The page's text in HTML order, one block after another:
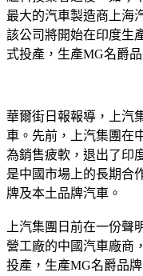
最大的汽車製造商上海
該公司將開始在印度生
式投產，生產MG名爵品
華爾街日報報導，上汽
車。先前，上汽集團在
為銷售疲軟，退出了印
是中國市場上的長期合
牌及本土品牌汽車。
上汽集團日前在一份聲
營工廠的中國汽車廠商
投產，生產MG名爵品